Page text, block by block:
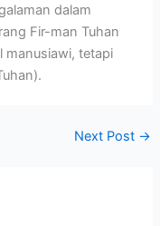
dalam
Fir-man Tuhan
manusiawi, tetapi
Next Post →